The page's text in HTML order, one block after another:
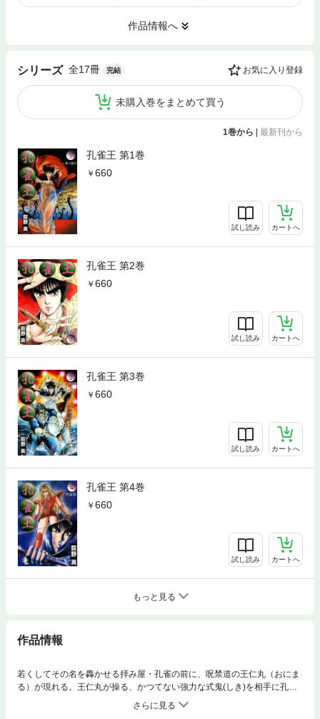
作品情報へ
シリーズ 全17冊 完結 お気に入り登録
未購入巻をまとめて買う
1巻から | 最新刊から
孔雀王 第1巻
660
試し読み カートへ
孔雀王 第2巻
660
試し読み カートへ
孔雀王 第3巻
660
試し読み カートへ
孔雀王 第4巻
660
試し読み カートへ
もっと見る
作品情報
若くしてその名を轟かせる拝み屋・孔雀の前に、呪禁道の王仁丸（おにま
る）が現れる。王仁丸が操る、かつてない強力な式鬼(しき)を相手に孔雀
は死力を尽くす！ 追い詰められた王仁丸は黄泉の八雷神を呼び出し、戦
いに終止符をつけようとするが……。王仁丸の強大な“闇”の力を、孔雀